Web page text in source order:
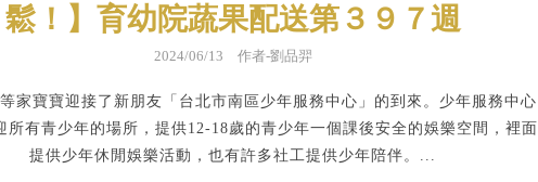
鬆！】育幼院蔬果配送第３９７週
2024/06/13 作者-劉品羿
家寶寶迎接了新朋友「台北市南區少年服務中心」的到來。少年服務中心
所有青少年的場所，提供12-18歲的青少年一個課後安全的娛樂空間，裡面
提供少年休閒娛樂活動，也有許多社工提供少年陪伴。...